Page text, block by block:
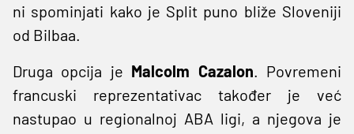
ni spominjati kako je Split puno bliže Sloveniji
od Bilbaa.
Druga opcija je Malcolm Cazalon. Povremeni
francuski reprezentativac također je već
nastupao u regionalnoj ABA ligi, a njegova je